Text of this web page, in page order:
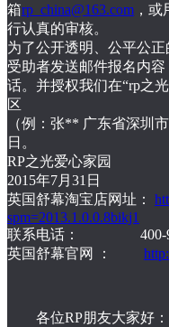
箱rp_china@163.com ，
行认真的审核。
为了公开透明、公平公
受助者发送邮件报名内
话。并授权我们在“rp之
区
（例：张** 广东省深圳
日。
RP之光爱心家园
2015年7月31日
英国舒幕淘宝店网址：
spm=2013.1.0.0.8bikj1
联系电话： 400-
英国舒幕官网 ：
各位RP朋友大家好：